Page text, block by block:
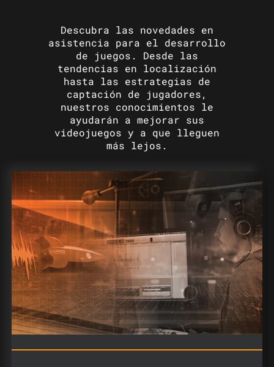
Descubra las novedades en
asistencia para el desarrollo
de juegos. Desde las
tendencias en localización
hasta las estrategias de
captación de jugadores,
nuestros conocimientos le
ayudarán a mejorar sus
videojuegos y a que lleguen
más lejos.